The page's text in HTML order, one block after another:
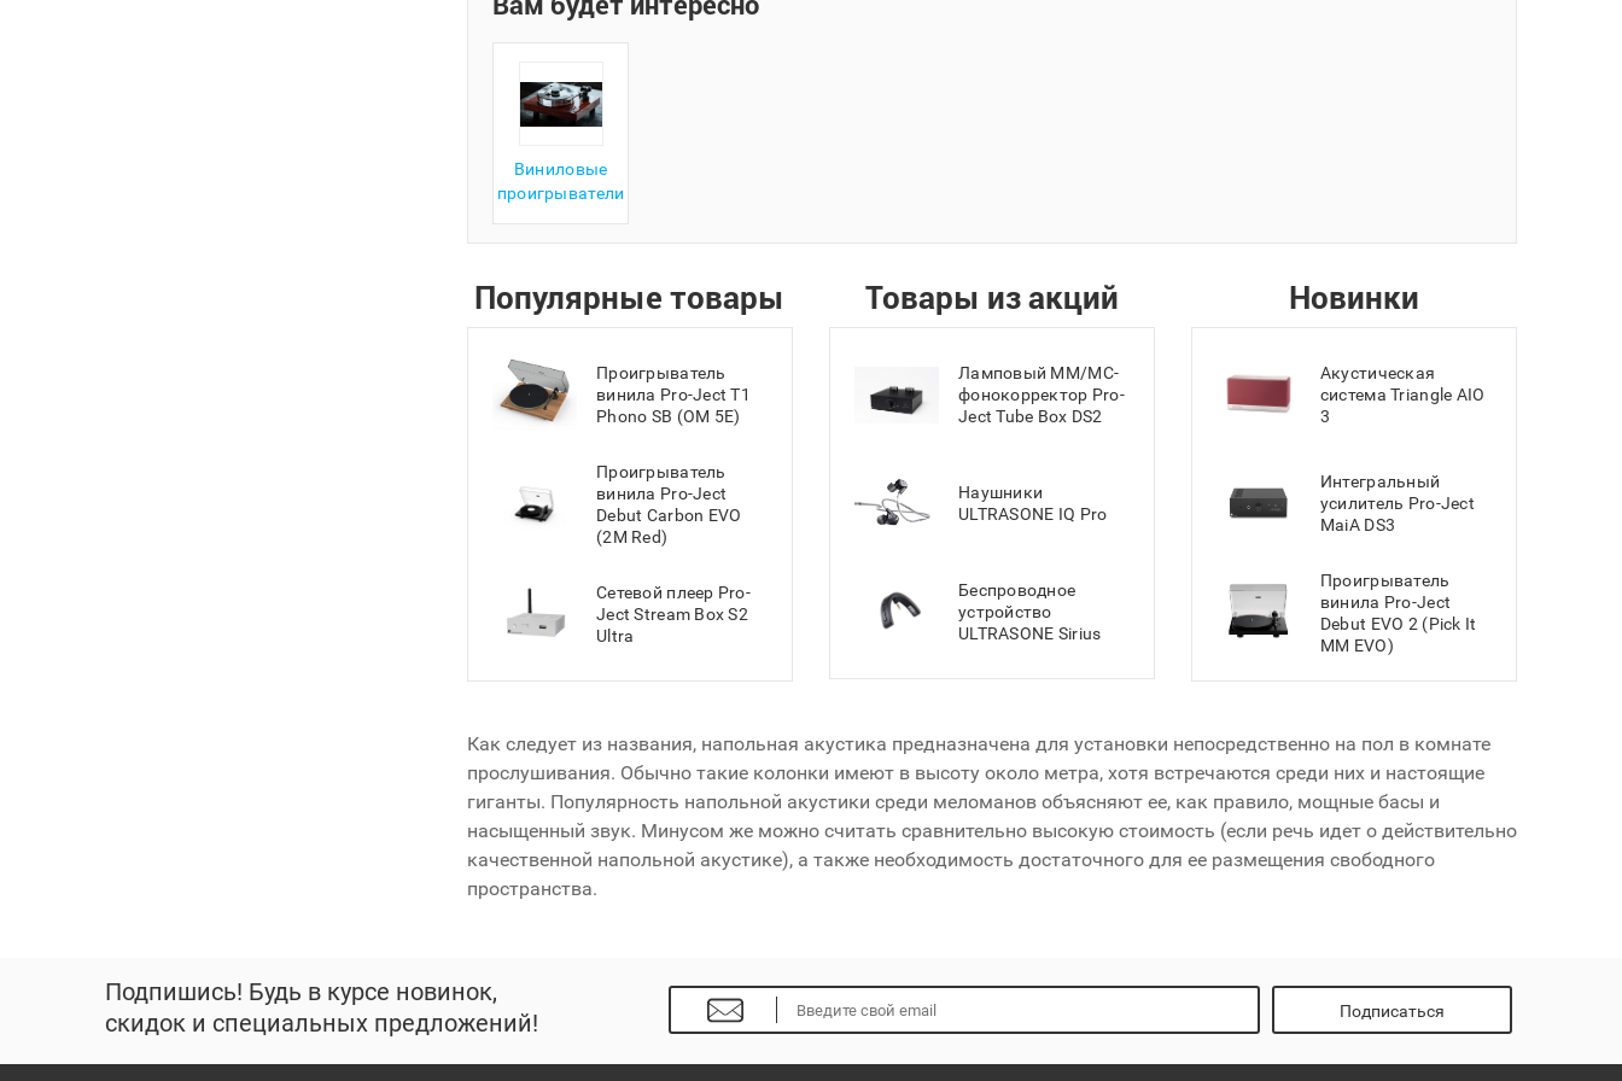
Виниловые
проигрыватели
Популярные товары
Проигрыватель
винила Pro-Ject T1
Phono SB (OM 5E)
Проигрыватель
винила Pro-Ject
Debut Carbon EVO
(2M Red)
Сетевой плеер Pro-
Ject Stream Box S2
Ultra
Товары из акций
Ламповый MM/MC-
фонокорректор Pro-
Ject Tube Box DS2
Наушники
ULTRASONE IQ Pro
Беспроводное
устройство
ULTRASONE Sirius
Новинки
Акустическая
система Triangle AIO
3
Интегральный
усилитель Pro-Ject
MaiA DS3
Проигрыватель
винила Pro-Ject
Debut EVO 2 (Pick It
MM EVO)
Как следует из названия, напольная акустика предназначена для установки непосредственно на пол в комнате
прослушивания. Обычно такие колонки имеют в высоту около метра, хотя встречаются среди них и настоящие
гиганты. Популярность напольной акустики среди меломанов объясняют ее, как правило, мощные басы и
насыщенный звук. Минусом же можно считать сравнительно высокую стоимость (если речь идет о действительно
качественной напольной акустике), а также необходимость достаточного для ее размещения свободного
пространства.
Подпишись! Будь в курсе новинок,
скидок и специальных предложений!
Подписаться